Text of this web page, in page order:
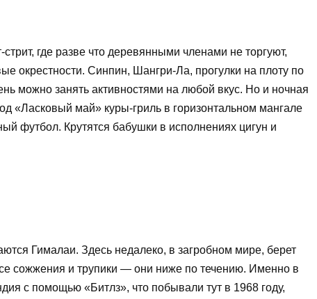
где разве что деревянными членами не торгуют,
окрестности. Синпин, Шангри-Ла, прогулки на плоту по
можно занять активностями на любой вкус. Но и ночная
«Ласковый май» куры-гриль в горизонтальном мангале
футбол. Крутятся бабушки в исполнениях цигун и
Гималаи. Здесь недалеко, в загробном мире, берет
сожжения и трупики — они ниже по течению. Именно в
с помощью «Битлз», что побывали тут в 1968 году,